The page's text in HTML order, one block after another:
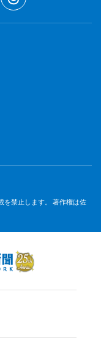
を禁止します。 著作権は佐